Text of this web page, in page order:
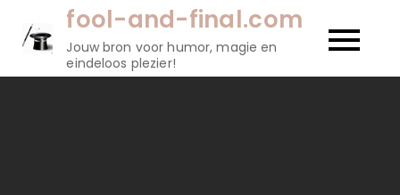
fool-and-final.com
Jouw bron voor humor, magie en
eindeloos plezier!